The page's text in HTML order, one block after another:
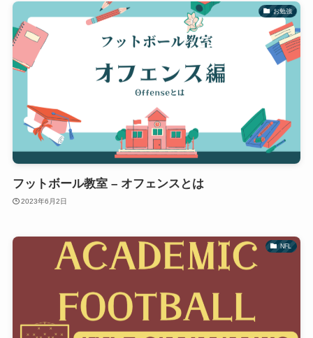
お勉強
フットボール教室 – オフェンスとは
2023年6月2日
NFL